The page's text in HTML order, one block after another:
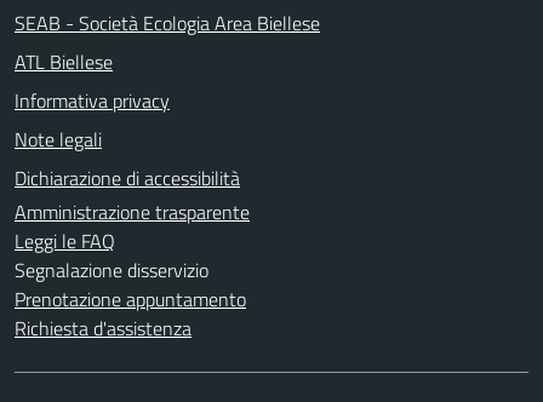
SEAB - Società Ecologia Area Biellese
ATL Biellese
Informativa privacy
Note legali
Dichiarazione di accessibilità
Amministrazione trasparente
Leggi le FAQ
Segnalazione disservizio
Prenotazione appuntamento
Richiesta d'assistenza